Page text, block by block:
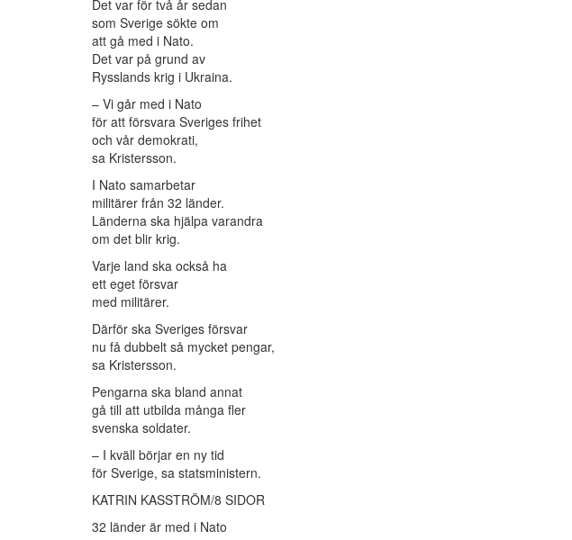
Det var för två år sedan
som Sverige sökte om
att gå med i Nato.
Det var på grund av
Rysslands krig i Ukraina.
– Vi går med i Nato
för att försvara Sveriges frihet
och vår demokrati,
sa Kristersson.
I Nato samarbetar
militärer från 32 länder.
Länderna ska hjälpa varandra
om det blir krig.
Varje land ska också ha
ett eget försvar
med militärer.
Därför ska Sveriges försvar
nu få dubbelt så mycket pengar,
sa Kristersson.
Pengarna ska bland annat
gå till att utbilda många fler
svenska soldater.
– I kväll börjar en ny tid
för Sverige, sa statsministern.
KATRIN KASSTRÖM/8 SIDOR
32 länder är med i Nato